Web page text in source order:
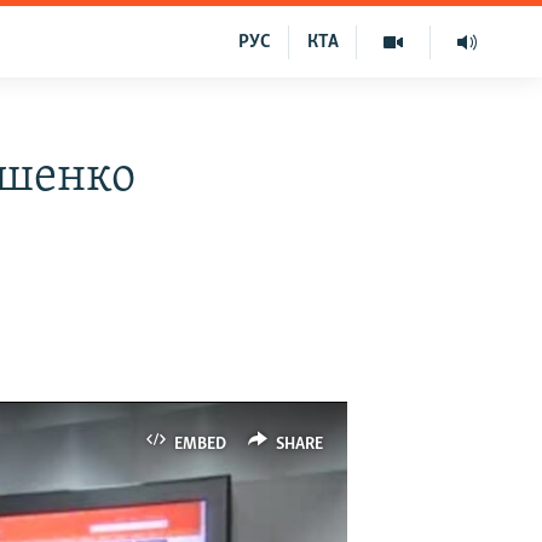
КТА
РУС
EMBED SHARE